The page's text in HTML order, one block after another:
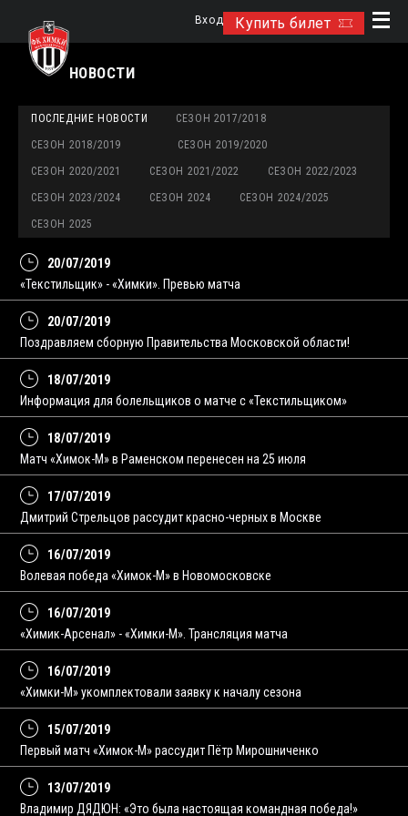
Купить билет
Вход
НОВОСТИ
ПОСЛЕДНИЕ НОВОСТИ СЕЗОН 2017/2018
СЕЗОН 2018/2019 СЕЗОН 2019/2020
СЕЗОН 2020/2021 СЕЗОН 2021/2022 СЕЗОН 2022/2023
СЕЗОН 2023/2024 СЕЗОН 2024 СЕЗОН 2024/2025
СЕЗОН 2025
20/07/2019
«Текстильщик» - «Химки». Превью матча
20/07/2019
Поздравляем сборную Правительства Московской области!
18/07/2019
Информация для болельщиков о матче с «Текстильщиком»
18/07/2019
Матч «Химок-М» в Раменском перенесен на 25 июля
17/07/2019
Дмитрий Стрельцов рассудит красно-черных в Москве
16/07/2019
Волевая победа «Химок-М» в Новомосковске
16/07/2019
«Химик-Арсенал» - «Химки-М». Трансляция матча
16/07/2019
«Химки-М» укомплектовали заявку к началу сезона
15/07/2019
Первый матч «Химок-М» рассудит Пётр Мирошниченко
13/07/2019
Владимир ДЯДЮН: «Это была настоящая командная победа!»